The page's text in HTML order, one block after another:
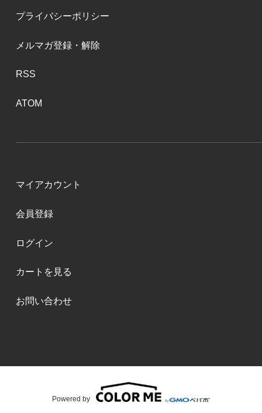
プライバシーポリシー
メルマガ登録・解除
RSS
ATOM
マイアカウント
会員登録
ログイン
カートを見る
お問い合わせ
Powered by